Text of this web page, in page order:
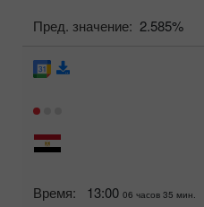
Пред. значение: 2.585%
Время: 13:00 06 часов 35 мин.